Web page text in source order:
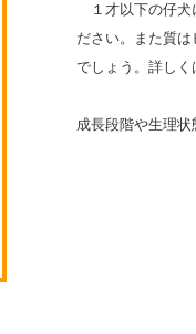
１才以下の仔犬
ださい。また質
でしょう。詳し
成長段階や生理